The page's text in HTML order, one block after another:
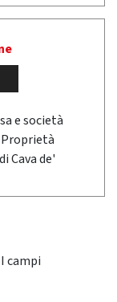
e società
Cava de'
I campi